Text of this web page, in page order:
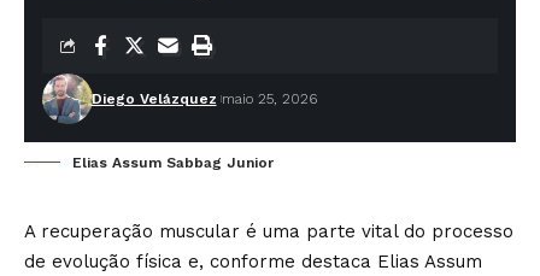
Diego Velázquez maio 25, 2026
Elias Assum Sabbag Junior
A recuperação muscular é uma parte vital do processo
de evolução física e, conforme destaca Elias Assum